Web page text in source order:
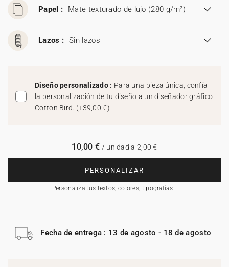
Papel : Mate texturado de lujo (280 g/m²)
Lazos : Sin lazos
Diseño personalizado : Para una pieza única, confía
la personalización de tu diseño a un diseñador gráfico
Cotton Bird. (+39,00 €)
PERSONALIZAR
Personaliza tus textos, colores, tipografías…
10,00 € / unidad a 2,00 €
Fecha de entrega : 13 de agosto - 18 de agosto